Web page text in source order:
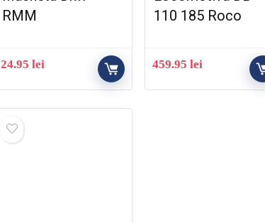
RMM
24.95 lei
110 185 Roco
459.95 lei